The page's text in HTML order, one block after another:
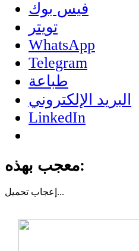
فيس بوك
تويتر
WhatsApp
Telegram
طباعة
البريد الإلكتروني
LinkedIn
معجب بهذه:
إعجاب تحميل...